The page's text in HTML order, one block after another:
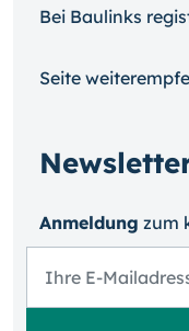
Bei Baulinks
Seite
Anmeldung zum